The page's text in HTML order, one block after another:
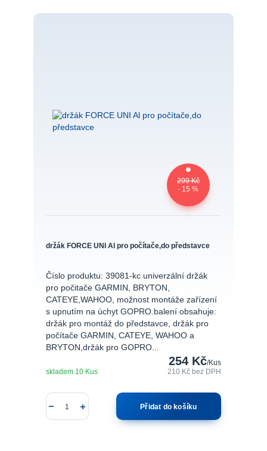
299 Kč
- 15 %
držák FORCE UNI Al pro počítače,do představce
Číslo produktu: 39081-kc univerzální držák
pro počitače GARMIN, BRYTON,
CATEYE,WAHOO, možnost montáže zařízení
s upnutím na úchyt GOPRO.balení obsahuje:
držák pro montáž do představce, držák pro
počítače GARMIN, CATEYE, WAHOO a
BRYTON,držák pro GOPRO...
254 Kč/Kus
210 Kč bez DPH
skladem 10 Kus
Přidat do košíku